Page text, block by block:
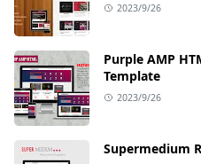
2023/9/26
Purple AMP
Template
2023/9/26
Supermedium